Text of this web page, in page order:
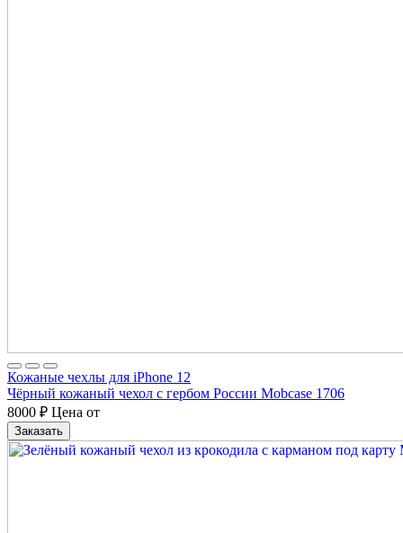
Кожаные чехлы для iPhone 12
Чёрный кожаный чехол с гербом России Mobcase 1706
8000 ₽ Цена от
Заказать